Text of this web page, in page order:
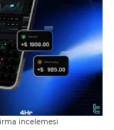
incelemesi